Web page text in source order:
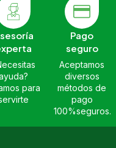
para
Pago
seguro
Aceptamos
diversos
métodos de
pago
100%seguros.